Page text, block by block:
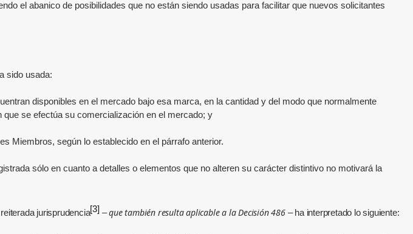
el abanico de posibilidades que no están siendo usadas para facilitar que nuevos solicitantes
sido usada:
disponibles en el mercado bajo esa marca, en la cantidad y del modo que normalmente
se efectúa su comercialización en el mercado; y
Miembros, según lo establecido en el párrafo anterior.
sólo en cuanto a detalles o elementos que no alteren su carácter distintivo no motivará la
jurisprudencia[3] –que también resulta aplicable a la Decisión 486– ha interpretado lo siguiente: